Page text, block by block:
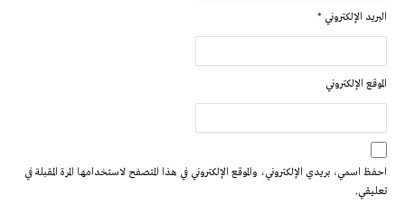
البريد الإلكتروني *
الموقع الإلكتروني
احفظ اسمي، بريدي الإلكتروني، والموقع الإلكتروني في هذا المتصفح لاستخدامها المرة المقبلة في
تعليقي.